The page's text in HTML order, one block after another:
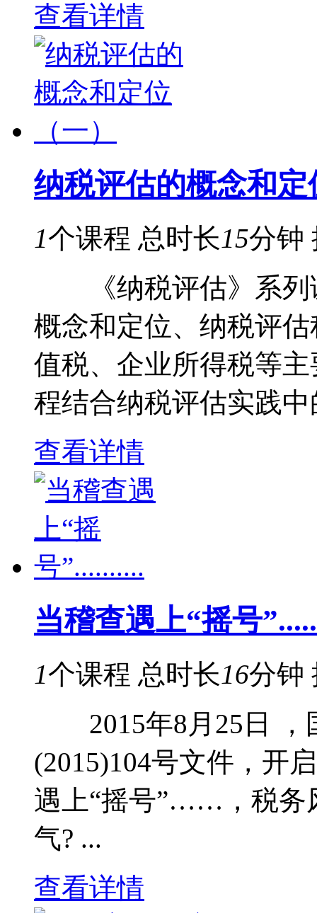
查看详情
纳税评估的概念和定
1个课程 总时长15分钟
《纳税评估》系列
概念和定位、纳税评
值税、企业所得税等
程结合纳税评估实践
查看详情
当稽查遇上“摇号
1个课程 总时长16分钟
2015年8月25日 ，
(2015)104号文件，开
遇上“摇号”……，税务
气? ...
查看详情